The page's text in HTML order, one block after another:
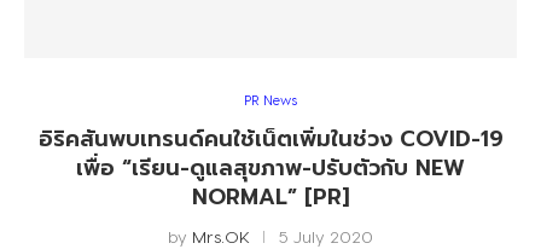
PR News
อิริคสันพบเทรนด์คนใช้เน็ตเพิ่มในช่วง COVID-19
เพื่อ “เรียน-ดูแลสุขภาพ-ปรับตัวกับ NEW
NORMAL” [PR]
by Mrs.OK 5 July 2020